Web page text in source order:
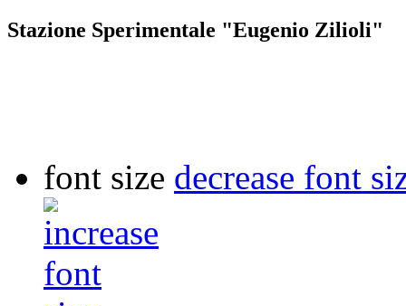
Stazione Sperimentale "Eugenio Zilioli"
font size decrease font